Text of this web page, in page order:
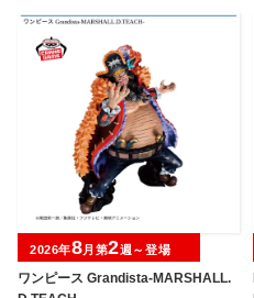
ワンピース Grandista-MARSHALL.
2026年8月第2週～登場